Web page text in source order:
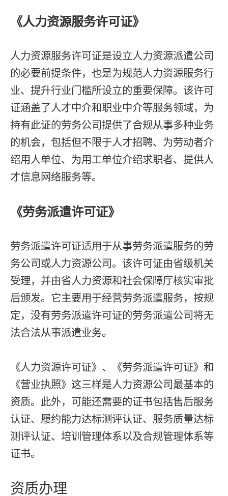
《人力资源服务许可证》
人力资源服务许可证是设立人力资源派遣公司
的必要前提条件，也是为规范人力资源服务行
业、提升行业门槛所设立的重要保障。该许可
证涵盖了人才中介和职业中介等服务领域，为
持有此证的劳务公司提供了合规从事多种业务
的机会，包括但不限于人才招聘、为劳动者介
绍用人单位、为用工单位介绍求职者、提供人
才信息网络服务等。
《劳务派遣许可证》
劳务派遣许可证适用于从事劳务派遣服务的劳
务公司或人力资源公司。该许可证由省级机关
受理，并由省人力资源和社会保障厅核实审批
后颁发。它主要用于经营劳务派遣服务，按规
定，没有劳务派遣许可证的劳务派遣公司将无
法合法从事派遣业务。
《人力资源许可证》、《劳务派遣许可证》和
《营业执照》这三样是人力资源公司最基本的
资质。此外，可能还需要的证书包括售后服务
认证、履约能力达标测评认证、服务质量达标
测评认证、培训管理体系以及合规管理体系等
证书。
资质办理